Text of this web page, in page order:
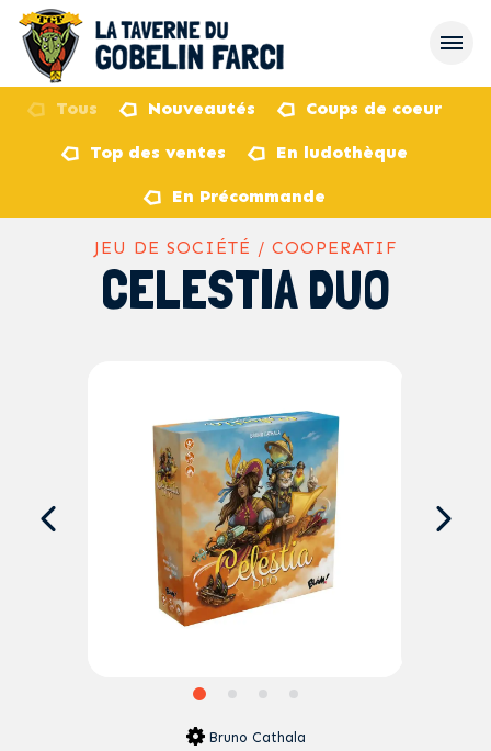
Tous Nouveautés Coups de coeur
Top des ventes En ludothèque
En Précommande
JEU DE SOCIÉTÉ / COOPERATIF
CELESTIA DUO
Bruno Cathala